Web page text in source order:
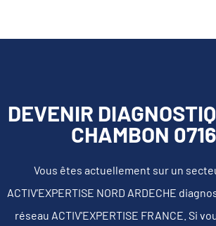
DEVENIR
CHAMBON
Vous êtes actuellement sur un
ACTIV’EXPERTISE NORD ARDECHE
réseau ACTIV'EXPERTISE FRANCE. Si